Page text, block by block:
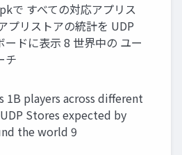
で すべての対応アプリス
プリストアの統計を UDP
ードに表示 8 世界中の ユー
チ
1B players across different
Stores expected by
the world 9